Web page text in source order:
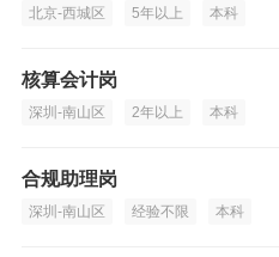
北京-西城区 5年以上 本科
核算会计岗
深圳-南山区 2年以上 本科
合规助理岗
深圳-南山区 经验不限 本科